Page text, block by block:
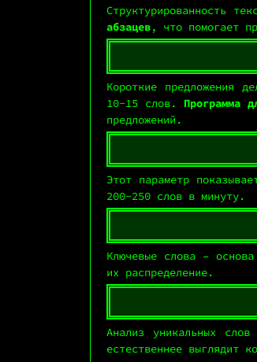
Структурированность
абзацев, что помогает
Короткие предложения
10-15 слов. Программа
предложений.
Этот параметр
200-250 слов в минуту.
Ключевые слова –
их распределение.
Анализ уникальных
естественнее выглядит